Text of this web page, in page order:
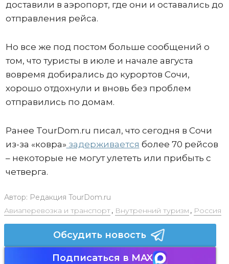
доставили в аэропорт, где они и оставались до
отправления рейса.
Но все же под постом больше сообщений о
том, что туристы в июле и начале августа
вовремя добирались до курортов Сочи,
хорошо отдохнули и вновь без проблем
отправились по домам.
Ранее TourDom.ru писал, что сегодня в Сочи
из-за «ковра» задерживается более 70 рейсов
– некоторые не могут улететь или прибыть с
четверга.
Автор: Редакция TourDom.ru
Авиаперевозка и транспорт, Внутренний туризм , Россия
Обсудить новость
Подписаться в MAX